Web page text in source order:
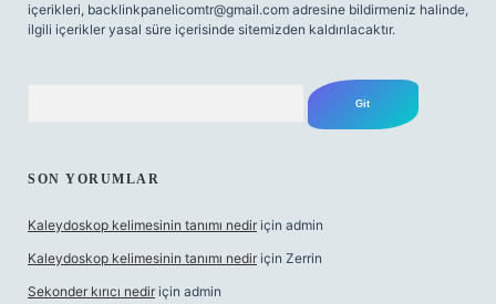
içerikleri, backlinkpanelicomtr@gmail.com adresine bildirmeniz halinde,
ilgili içerikler yasal süre içerisinde sitemizden kaldırılacaktır.
SON YORUMLAR
Kaleydoskop kelimesinin tanımı nedir için admin
Kaleydoskop kelimesinin tanımı nedir için Zerrin
Sekonder kırıcı nedir için admin